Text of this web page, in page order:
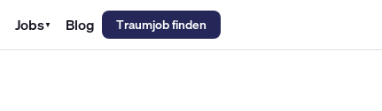
Jobs▼ Blog Traumjob finden